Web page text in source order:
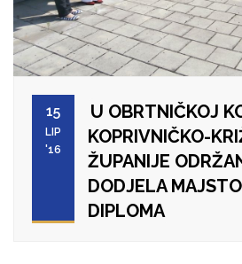
15
LIP
'16
U OBRTNIČKOJ
KOPRIVNIČKO-
ŽUPANIJE
DODJELA
DIPLOMA